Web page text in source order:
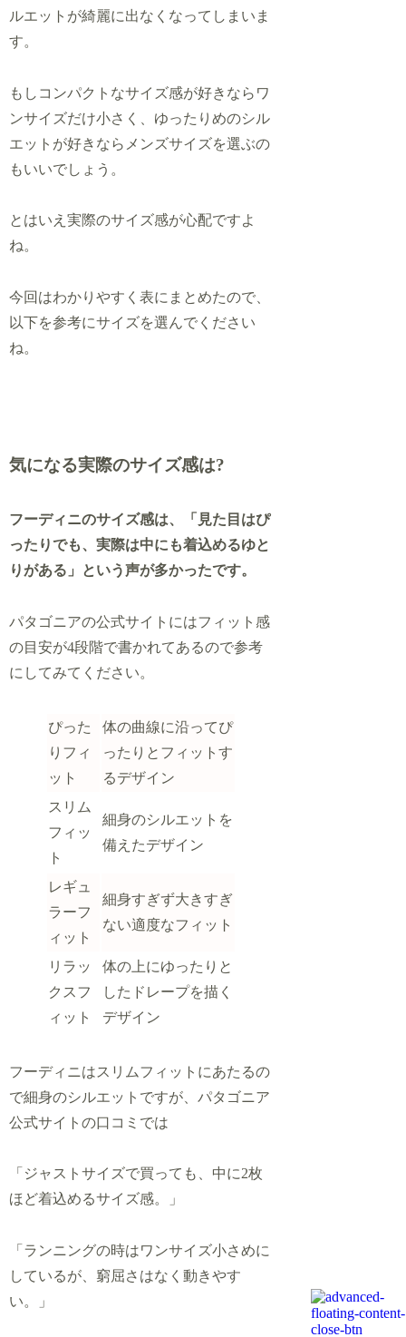
ルエットが綺麗に出なくなってしまいま
す。
もしコンパクトなサイズ感が好きならワ
ンサイズだけ小さく、ゆったりめのシル
エットが好きならメンズサイズを選ぶの
もいいでしょう。
とはいえ実際のサイズ感が心配ですよ
ね。
今回はわかりやすく表にまとめたので、
以下を参考にサイズを選んでください
ね。
気になる実際のサイズ感は?
フーディニのサイズ感は、「見た目はぴ
ったりでも、実際は中にも着込めるゆと
りがある」という声が多かったです。
パタゴニアの公式サイトにはフィット感
の目安が4段階で書かれてあるので参考
にしてみてください。
ぴった
りフィ
ット
体の曲線に沿ってぴ
ったりとフィットす
るデザイン
スリム
フィッ
ト
細身のシルエットを
備えたデザイン
レギュ
ラーフ
ィット
細身すぎず大きすぎ
ない適度なフィット
リラッ
クスフ
ィット
体の上にゆったりと
したドレープを描く
デザイン
フーディニはスリムフィットにあたるの
で細身のシルエットですが、パタゴニア
公式サイトの口コミでは
「ジャストサイズで買っても、中に2枚
ほど着込めるサイズ感。」
「ランニングの時はワンサイズ小さめに
しているが、窮屈さはなく動きやす
い。」